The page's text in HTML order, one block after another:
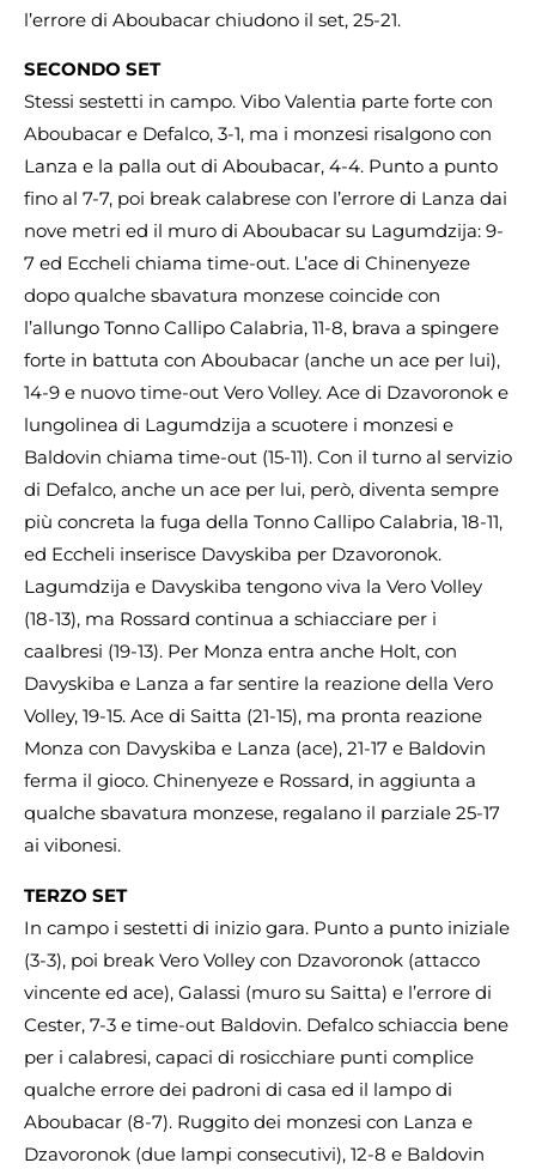
l’errore di Aboubacar chiudono il set, 25-21.
SECONDO SET
Stessi sestetti in campo. Vibo Valentia parte forte con
Aboubacar e Defalco, 3-1, ma i monzesi risalgono con
Lanza e la palla out di Aboubacar, 4-4. Punto a punto
fino al 7-7, poi break calabrese con l’errore di Lanza dai
nove metri ed il muro di Aboubacar su Lagumdzija: 9-
7 ed Eccheli chiama time-out. L’ace di Chinenyeze
dopo qualche sbavatura monzese coincide con
l’allungo Tonno Callipo Calabria, 11-8, brava a spingere
forte in battuta con Aboubacar (anche un ace per lui),
14-9 e nuovo time-out Vero Volley. Ace di Dzavoronok e
lungolinea di Lagumdzija a scuotere i monzesi e
Baldovin chiama time-out (15-11). Con il turno al servizio
di Defalco, anche un ace per lui, però, diventa sempre
più concreta la fuga della Tonno Callipo Calabria, 18-11,
ed Eccheli inserisce Davyskiba per Dzavoronok.
Lagumdzija e Davyskiba tengono viva la Vero Volley
(18-13), ma Rossard continua a schiacciare per i
caalbresi (19-13). Per Monza entra anche Holt, con
Davyskiba e Lanza a far sentire la reazione della Vero
Volley, 19-15. Ace di Saitta (21-15), ma pronta reazione
Monza con Davyskiba e Lanza (ace), 21-17 e Baldovin
ferma il gioco. Chinenyeze e Rossard, in aggiunta a
qualche sbavatura monzese, regalano il parziale 25-17
ai vibonesi.
TERZO SET
In campo i sestetti di inizio gara. Punto a punto iniziale
(3-3), poi break Vero Volley con Dzavoronok (attacco
vincente ed ace), Galassi (muro su Saitta) e l’errore di
Cester, 7-3 e time-out Baldovin. Defalco schiaccia bene
per i calabresi, capaci di rosicchiare punti complice
qualche errore dei padroni di casa ed il lampo di
Aboubacar (8-7). Ruggito dei monzesi con Lanza e
Dzavoronok (due lampi consecutivi), 12-8 e Baldovin